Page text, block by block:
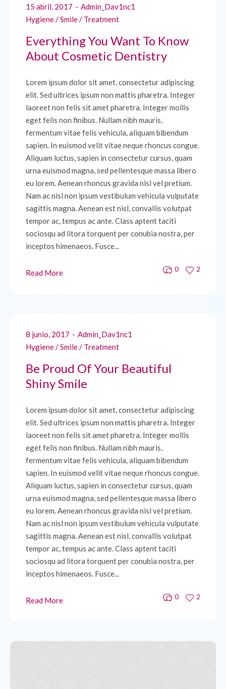
15 abril, 2017
Admin_Dav1nc1
Hygiene/Smile/ Treatment
Everything You Want To Know
About Cosmetic Dentistry
Lorem ipsum dolor sit amet, consectetur adipiscing
elit. Sed ultrices ipsum non mattis pharetra. Integer
laoreet non felis sit amet pharetra. Integer mollis
eget felis non finibus. Nullam nibh mauris,
fermentum vitae felis vehicula, aliquam bibendum
sapien. In euismod velit vitae neque rhoncus congue.
Aliquam luctus, sapien in consectetur cursus, quam
urna euismod magna, sed pellentesque massa libero
eu lorem. Aenean rhoncus gravida nisl vel pretium.
Nam ac nisl non ipsum vestibulum vehicula vulputate
sagittis magna. Aenean est nisl, convallis volutpat
tempor ac, tempus ac ante. Class aptent taciti
sociosqu ad litora torquent per conubia nostra, per
inceptos himenaeos. Fusce...
Read More 0 2
8 junio, 2017
Admin_Dav1nc1
Hygiene/Smile/ Treatment
Be Proud Of Your Beautiful
Shiny Smile
Lorem ipsum dolor sit amet, consectetur adipiscing
elit. Sed ultrices ipsum non mattis pharetra. Integer
laoreet non felis sit amet pharetra. Integer mollis
eget felis non finibus. Nullam nibh mauris,
fermentum vitae felis vehicula, aliquam bibendum
sapien. In euismod velit vitae neque rhoncus congue.
Aliquam luctus, sapien in consectetur cursus, quam
urna euismod magna, sed pellentesque massa libero
eu lorem. Aenean rhoncus gravida nisl vel pretium.
Nam ac nisl non ipsum vestibulum vehicula vulputate
sagittis magna. Aenean est nisl, convallis volutpat
tempor ac, tempus ac ante. Class aptent taciti
sociosqu ad litora torquent per conubia nostra, per
inceptos himenaeos. Fusce...
Read More 0 2